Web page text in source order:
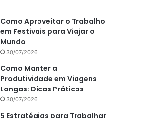
Como Aproveitar o Trabalho
em Festivais para Viajar o
Mundo
30/07/2026
Como Manter a
Produtividade em Viagens
Longas: Dicas Práticas
30/07/2026
5 Estratégias para Trabalhar